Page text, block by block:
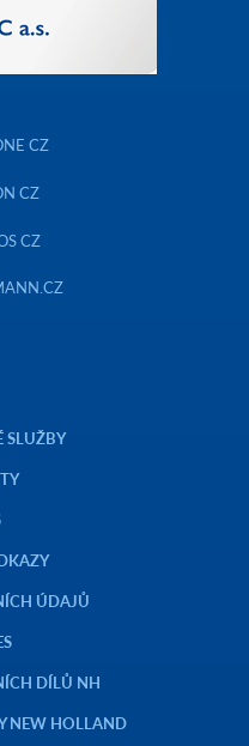
CZ
CZ
CZ
SLUŽBY
ÚDAJŮ
DÍLŮ NH
NEW HOLLAND